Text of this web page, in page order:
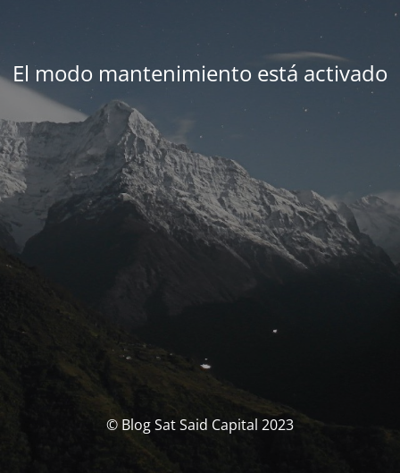
El modo mantenimiento está activado
© Blog Sat Said Capital 2023